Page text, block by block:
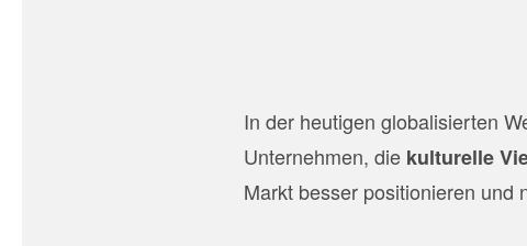
In der heutigen globalisierten
Unternehmen, die kulturelle
Markt besser positionieren und